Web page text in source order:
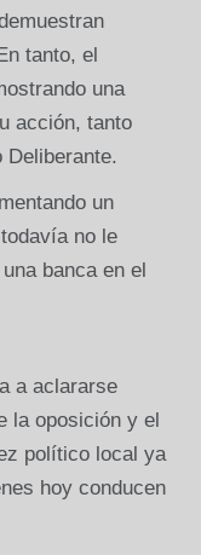
tanto, el
una
acción, tanto
Deliberante.
un
no le
banca en el
a aclararse
la oposición y el
político local ya
hoy conducen